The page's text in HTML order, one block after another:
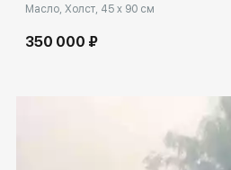
Масло, Холст, 45 x 90 см
350 000 ₽